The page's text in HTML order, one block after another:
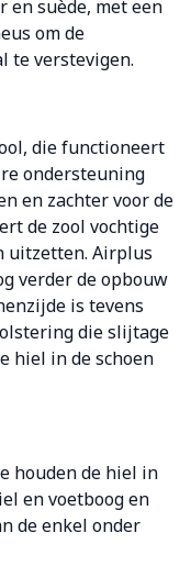
en suède, met een
om de
te verstevigen.
die functioneert
ondersteuning
en zachter voor de
de zool vochtige
uitzetten. Airplus
verder de opbouw
is tevens
die slijtage
hiel in de schoen
houden de hiel in
en voetboog en
de enkel onder